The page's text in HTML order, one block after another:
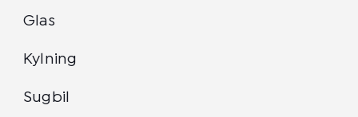
Glas
Kylning
Sugbil